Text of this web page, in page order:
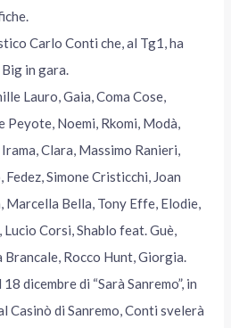
Carlo Conti che, al Tg1, ha
in gara.
Lauro, Gaia, Coma Cose,
Peyote, Noemi, Rkomi, Modà,
Clara, Massimo Ranieri,
Fedez, Simone Cristicchi, Joan
Marcella Bella, Tony Effe, Elodie,
Corsi, Shablo feat. Guè,
Brancale, Rocco Hunt, Giorgia.
dicembre di “Sarà Sanremo”, in
Casinò di Sanremo, Conti svelerà